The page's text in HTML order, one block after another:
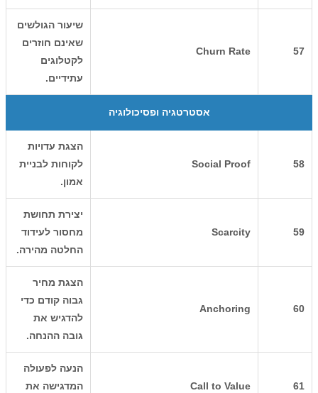
57
Churn Rate
שיעור הגולשים
שאינם חוזרים
לקטלוגים
עתידיים.
אסטרטגיה ופסיכולוגיה
58
Social Proof
הצגת עדויות
לקוחות לבניית
אמון.
59
Scarcity
יצירת תחושת
מחסור לעידוד
החלטה מהירה.
60
Anchoring
הצגת מחיר
גבוה קודם כדי
להדגיש את
גובה ההנחה.
61
Call to Value
הנעה לפעולה
המדגישה את